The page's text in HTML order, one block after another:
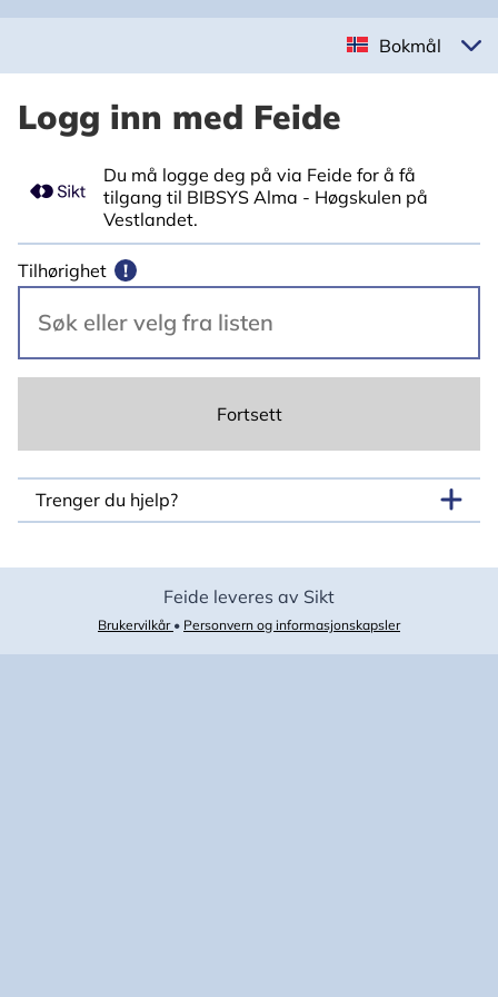
Bokmål
Logg inn med Feide
Du må logge deg på via Feide for å få
tilgang til BIBSYS Alma - Høgskulen på
Vestlandet.
Tilhørighet !
Fortsett
Trenger du hjelp?
Feide leveres av Sikt
Brukervilkår • Personvern og informasjonskapsler